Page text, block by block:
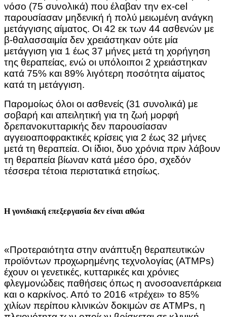
νόσο (75 συνολικά) που έλαβαν την ex-cel
παρουσίασαν μηδενική ή πολύ μειωμένη ανάγκη
μετάγγισης αίματος. Οι 42 εκ των 44 ασθενών με
β-θαλασσαιμία δεν χρειάστηκαν ούτε μία
μετάγγιση για 1 έως 37 μήνες μετά τη χορήγηση
της θεραπείας, ενώ οι υπόλοιποι 2 χρειάστηκαν
κατά 75% και 89% λιγότερη ποσότητα αίματος
κατά τη μετάγγιση.
Παρομοίως όλοι οι ασθενείς (31 συνολικά) με
σοβαρή και απειλητική για τη ζωή μορφή
δρεπανοκυτταρικής δεν παρουσίασαν
αγγειοαποφρακτικές κρίσεις για 2 έως 32 μήνες
μετά τη θεραπεία. Οι ίδιοι, δυο χρόνια πριν λάβουν
τη θεραπεία βίωναν κατά μέσο όρο, σχεδόν
τέσσερα τέτοια περιστατικά ετησίως.
Η γονιδιακή επεξεργασία δεν είναι αθώα
«Προτεραιότητα στην ανάπτυξη θεραπευτικών
προϊόντων προχωρημένης τεχνολογίας (ATMPs)
έχουν οι γενετικές, κυτταρικές και χρόνιες
φλεγμονώδεις παθήσεις όπως η ανοσοανεπάρκεια
και ο καρκίνος. Από το 2016 «τρέχει» το 85%
χιλίων περίπου κλινικών δοκιμών σε ATMPs, η